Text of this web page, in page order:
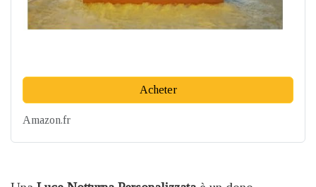
Acheter
Amazon.fr